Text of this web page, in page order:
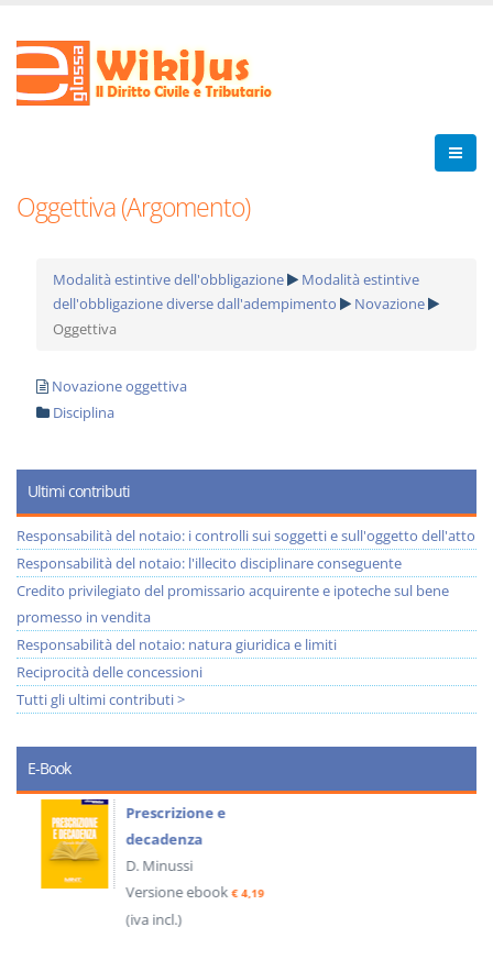
Oggettiva (Argomento)
Modalità estintive dell'obbligazione
Modalità estintive
dell'obbligazione diverse dall'adempimento
Novazione
Oggettiva
Novazione oggettiva
Disciplina
Ultimi contributi
Responsabilità del notaio: i controlli sui soggetti e sull'oggetto dell'atto
Responsabilità del notaio: l'illecito disciplinare conseguente
Credito privilegiato del promissario acquirente e ipoteche sul bene
promesso in vendita
Responsabilità del notaio: natura giuridica e limiti
Reciprocità delle concessioni
Tutti gli ultimi contributi >
E-Book
Prescrizione e
decadenza
D. Minussi
Versione ebook€ 4,19
(iva incl.)